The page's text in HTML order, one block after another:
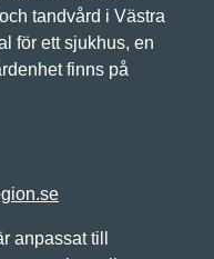
tandvård i Västra
för ett sjukhus, en
finns på
anpassat till